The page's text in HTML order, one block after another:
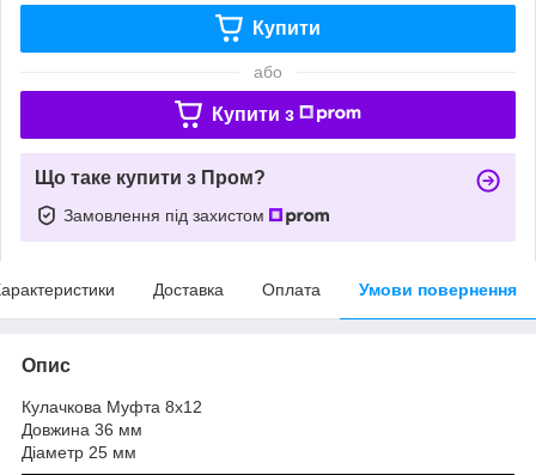
Купити
або
Купити з
Що таке купити з Пром?
Замовлення під захистом
Доставка Оплата Умови повернення
Опис
Кулачкова Муфта 8х12
Довжина 36 мм
Діаметр 25 мм